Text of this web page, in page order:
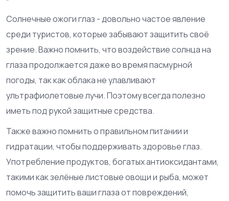
Солнечные ожоги глаз - довольно частое явление
среди туристов, которые забывают защитить своё
зрение. Важно помнить, что воздействие солнца на
глаза продолжается даже во время пасмурной
погоды, так как облака не улавливают
ультрафиолетовые лучи. Поэтому всегда полезно
иметь под рукой защитные средства.
Также важно помнить о правильном питании и
гидратации, чтобы поддерживать здоровье глаз.
Употребление продуктов, богатых антиоксидантами,
такими как зелёные листовые овощи и рыба, может
помочь защитить ваши глаза от повреждений,